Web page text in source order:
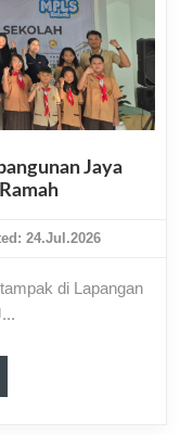
Jaya
24.Jul.2026
di Lapangan